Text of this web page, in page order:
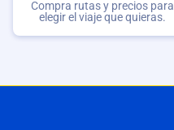
Compra rutas y precios para
elegir el viaje que quieras.